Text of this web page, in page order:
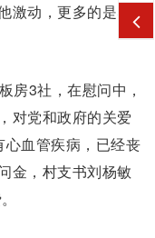
动，更多的是感
房3社，在慰问中，
对党和政府的关爱
血管疾病，已经丧
金，村支书刘杨敏